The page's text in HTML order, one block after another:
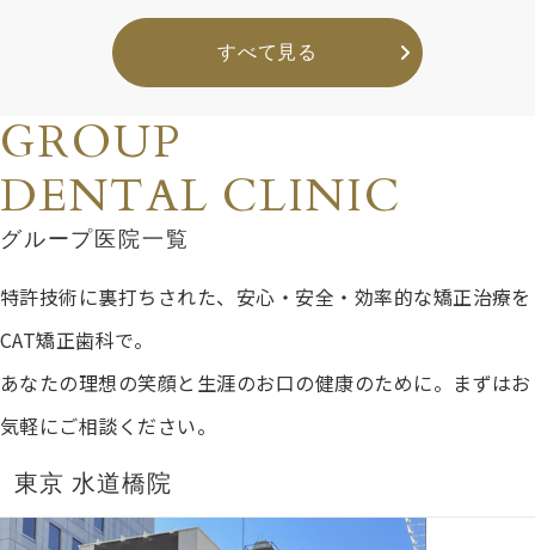
すべて見る
GROUP
DENTAL CLINIC
グループ医院一覧
特許技術に裏打ちされた、安心・安全・効率的な矯正治療を
CAT矯正歯科で。
あなたの理想の笑顔と生涯のお口の健康のために。まずはお
気軽にご相談ください。
東京 水道橋院